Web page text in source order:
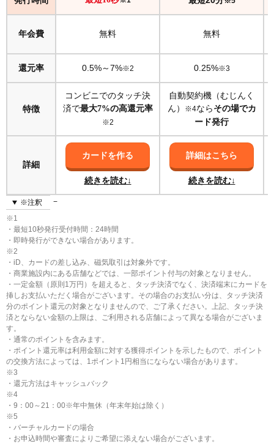
即時発行に対応しないクレジットカードを選んだ
信用情報に傷があった
就職して間もない
転職を繰り返している
アルバイトやフリーランスなど収入が不安定
審査基準が厳しいカードに申し込んだ
申込内容にミスや虚偽があった
キャッシング枠を高くして申し込んだ
新規発行が少ない閑散期に申し込んだ
場所
会社員は勤務先の会社
派遣社員は派遣元の会社
パート・アルバイトは勤務先の会社
フリーランス・個人事業主は自宅もしくは事務所
年金収入がある場合は申込者本人
無職や専業主婦に対するクレジットカードの在籍確
認の方法
申込内容を正確に記載する
キャッシング枠を0円にする
審査難易度が低いカードを選ぶ
年会費 無料 無料
還元率 0.5%～7%※2 0.25%※3
特徴
コンビニでのタッチ決
済で最大7%の高還元率
※2
自動契約機（むじんく
ん）
※4なら その場でカ
ード発行
詳細
カードを作る
続きを読む↓
詳細はこちら
続きを読む↓
※注釈
※1
・最短10秒発行受付時間：24時間
・即時発行ができない場合があります。
※2
・iD、カードの差し込み、磁気取引は対象外です。
・商業施設内にある店舗などでは、一部ポイント付与の対象となりません。
・一定金額（原則1万円）を超えると、タッチ決済でなく、決済端末にカードを
挿しお支払いただく場合がございます。その場合のお支払い分は、タッチ決済
分のポイント還元の対象となりませんので、ご了承ください。上記、タッチ決
済とならない金額の上限は、ご利用される店舗によって異なる場合がございま
す。
・通常のポイントを含みます。
・ポイント還元率は利用金額に対する獲得ポイントを示したもので、ポイント
の交換方法によっては、1ポイント1円相当にならない場合があります。
※3
・還元方法はキャッシュバック
※4
・9：00～21：00※年中無休（年末年始は除く）
※5
・バーチャルカードの場合
・お申込時間や審査によりご希望に添えない場合がございます。